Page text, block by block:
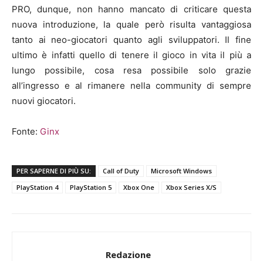
PRO, dunque, non hanno mancato di criticare questa
nuova introduzione, la quale però risulta vantaggiosa
tanto ai neo-giocatori quanto agli sviluppatori. Il fine
ultimo è infatti quello di tenere il gioco in vita il più a
lungo possibile, cosa resa possibile solo grazie
all’ingresso e al rimanere nella community di sempre
nuovi giocatori.
Fonte: Ginx
PER SAPERNE DI PIÙ SU: Call of Duty
Microsoft Windows
PlayStation 4
PlayStation 5 Xbox One Xbox Series X/S
Redazione